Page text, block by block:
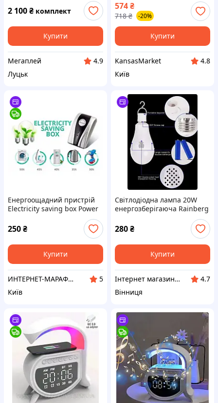
Енергозберігаючий
пристрій Smart Power Saver
Power Saving Box, (6 шт.)
2 100₴ комплект
Купити
Мегаплей
4.9
Луцьк
електроенергії пристрій
для дому
574₴
718 ₴ -20%
Купити
KansasMarket
4.8
Київ
Енергоощадний пристрій
Electricity saving box Power
250₴
Купити
ИНТЕРНЕТ-МАРАФЕТ
5
Київ
Світлодіодна лампа 20W
енергозберігаюча Rainberg
акумуляторами 18650 та
зарядним пристроєм
280₴
Купити
Інтернет магазин Mobizoo
4.7
Вінниця